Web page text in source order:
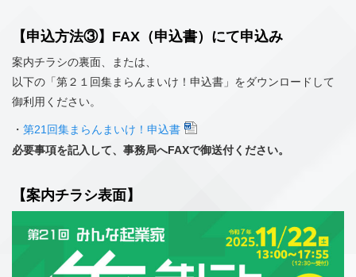
【申込方法③】FAX（申込書）にて申込み
案内チラシの裏面、または、
以下の「第２１回集まらんまいけ！申込書」をダウンロードして
御利用ください。
・ 第21回集まらんまいけ！申込書
必要事項を記入して、事務局へFAXで御送付ください。
【案内チラシ表面】